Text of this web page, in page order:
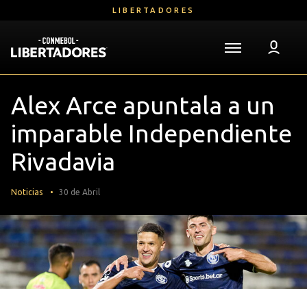
contenido
principal
LIBERTADORES
Mega
Navigation
Noticias
Alex Arce apuntala a un
imparable Independiente
Rivadavia
30 de Abril